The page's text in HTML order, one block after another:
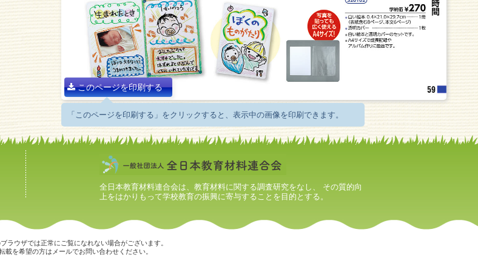
このページを印刷する
「このページを印刷する」をクリックすると、表示中の画像を印刷できます。
全日本教育材料連合会は、教育材料に関する調査研究をなし、 その質的向
上をはかりもって学校教育の振興に寄与することを目的とする。
ウザでは正常にご覧になれない場合がございます。
を希望の方はメールでお問い合わせください。